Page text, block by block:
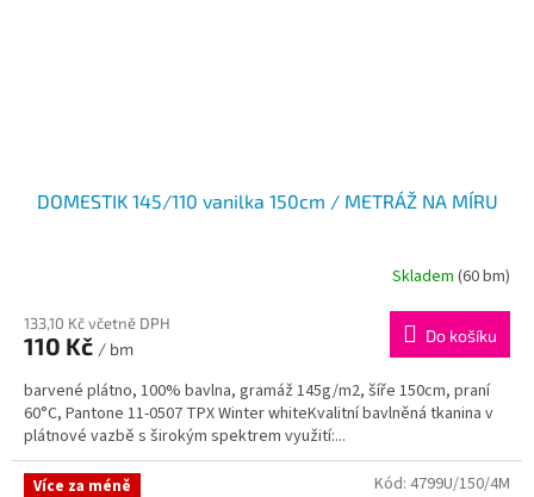
DOMESTIK 145/110 vanilka 150cm / METRÁŽ NA MÍRU
Skladem (60 bm)
133,10 Kč včetně DPH
110 Kč / bm
Do košíku
barvené plátno, 100% bavlna, gramáž 145g/m2, šíře 150cm, praní
60°C, Pantone 11-0507 TPX Winter whiteKvalitní bavlněná tkanina v
plátnové vazbě s širokým spektrem využití:...
Více za méně Kód: 4799U/150/4M